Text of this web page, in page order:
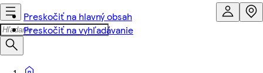
Preskočiť na hlavný obsah
Preskočiť na vyhľadávanie